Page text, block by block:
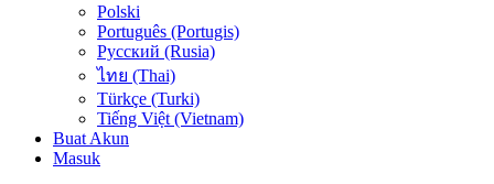
Polski
Português (Portugis)
Русский (Rusia)
ไทย (Thai)
Türkçe (Turki)
Tiếng Việt (Vietnam)
Buat Akun
Masuk